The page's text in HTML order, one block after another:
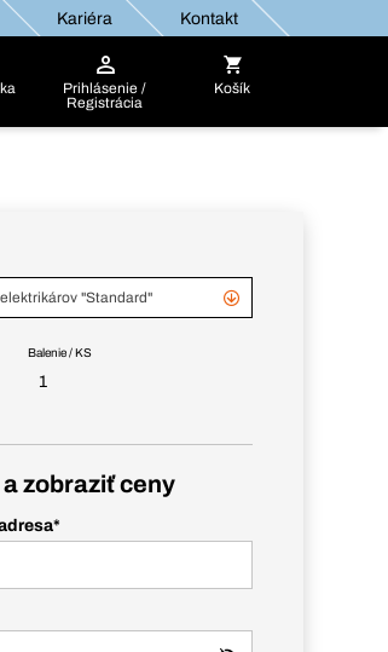
Kariéra Kontakt
Prihlásenie /
Registrácia
Košík
"Standard"
Balenie / KS
1
zobraziť ceny
*